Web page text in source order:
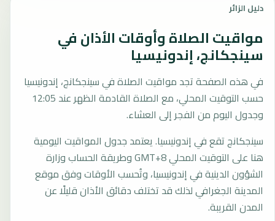
دليل الزائر
مواقيت الصلاة وأوقات الأذان في
سينجكانج، إندونيسيا
في هذه الصفحة تجد مواقيت الصلاة في سينجكانج، إندونيسيا
حسب التوقيت المحلي، مع الصلاة القادمة الظهر عند 12:05
وجدول اليوم من الفجر إلى العشاء.
سينجكانج تقع في إندونيسيا. يعتمد جدول المواقيت اليومية
هنا على التوقيت المحلي GMT+8 وطريقة الحساب وزارة
الشؤون الدينية في إندونيسيا، وتُحسب الأوقات وفق موقع
المدينة الجغرافي لذلك قد تختلف دقائق الأذان قليلًا عن
المدن القريبة.